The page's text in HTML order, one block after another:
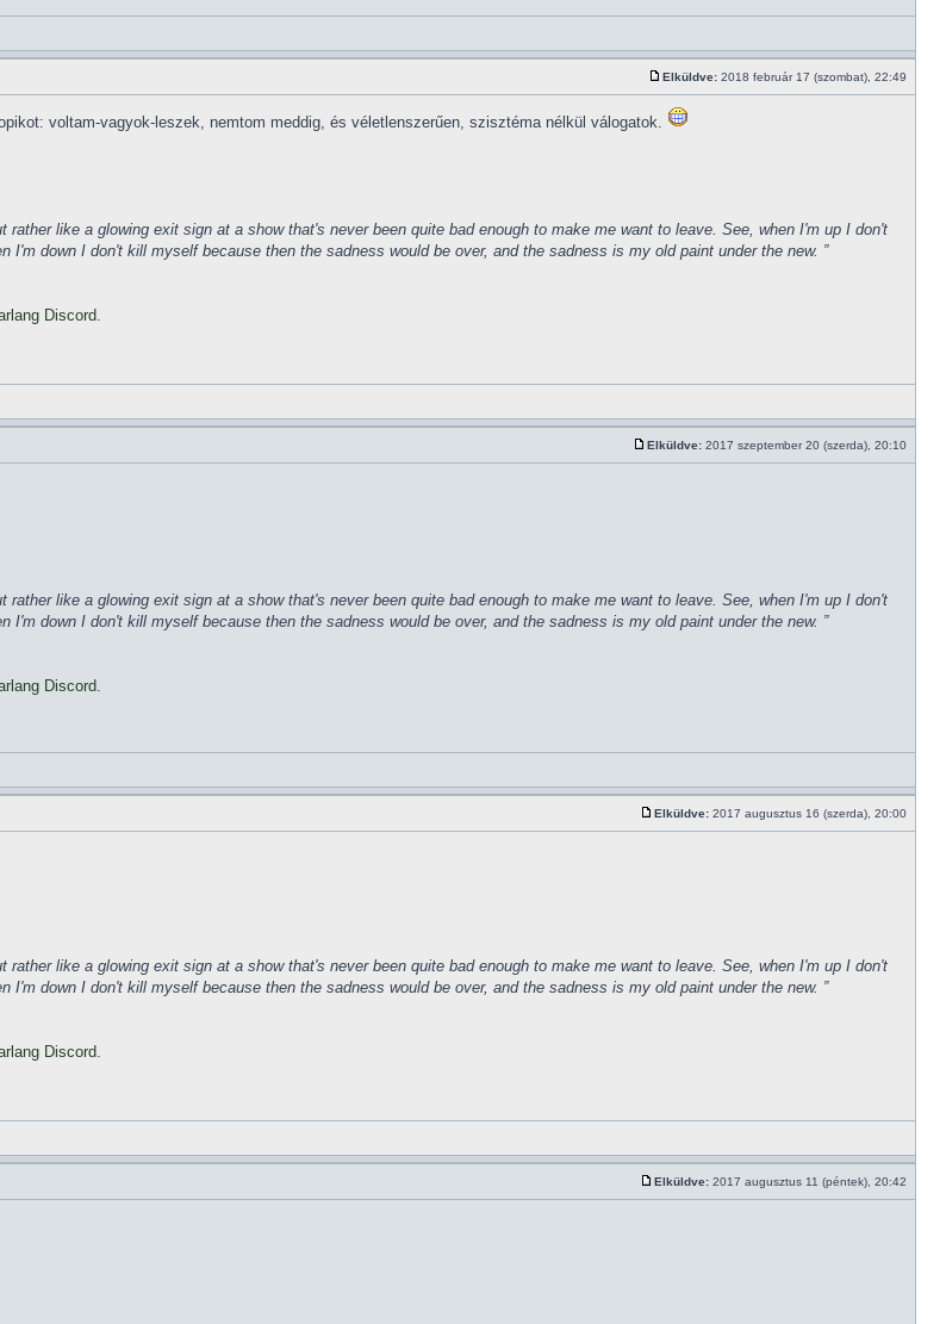
Elküldve: 2018 február 17 (szombat), 22:49
voltam-vagyok-leszek, nemtom meddig, és véletlenszerűen, szisztéma nélkül válogatok.
like a glowing exit sign at a show that's never been quite bad enough to make me want to leave. See, when I'm up I don't
down I don't kill myself because then the sadness would be over, and the sadness is my old paint under the new. ”
Discord.
Elküldve: 2017 szeptember 20 (szerda), 20:10
like a glowing exit sign at a show that's never been quite bad enough to make me want to leave. See, when I'm up I don't
down I don't kill myself because then the sadness would be over, and the sadness is my old paint under the new. ”
Discord.
Elküldve: 2017 augusztus 16 (szerda), 20:00
like a glowing exit sign at a show that's never been quite bad enough to make me want to leave. See, when I'm up I don't
down I don't kill myself because then the sadness would be over, and the sadness is my old paint under the new. ”
Discord.
Elküldve: 2017 augusztus 11 (péntek), 20:42